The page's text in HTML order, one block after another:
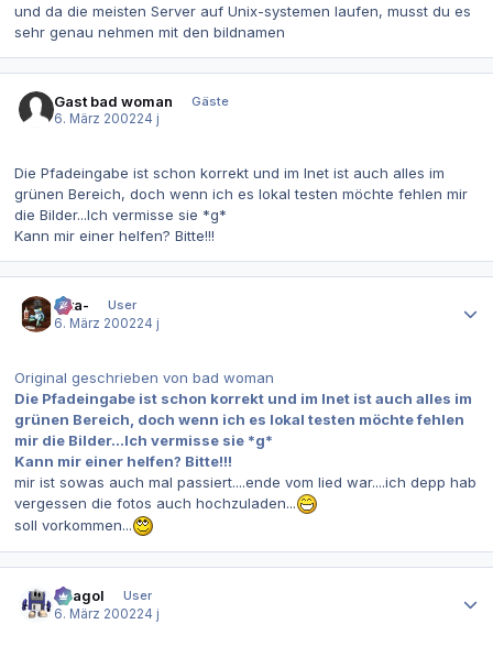
und da die meisten Server auf Unix-systemen laufen, musst du es
sehr genau nehmen mit den bildnamen
Gast bad woman
Gäste
6. März 200224 j
Die Pfadeingabe ist schon korrekt und im Inet ist auch alles im
grünen Bereich, doch wenn ich es lokal testen möchte fehlen mir
die Bilder...Ich vermisse sie *g*
Kann mir einer helfen? Bitte!!!
-cta-
User
6. März 200224 j
Original geschrieben von bad woman
Die Pfadeingabe ist schon korrekt und im Inet ist auch alles im
grünen Bereich, doch wenn ich es lokal testen möchte fehlen
mir die Bilder...Ich vermisse sie *g*
Kann mir einer helfen? Bitte!!!
mir ist sowas auch mal passiert....ende vom lied war....ich depp hab
vergessen die fotos auch hochzuladen...
soll vorkommen...
Beagol
User
6. März 200224 j